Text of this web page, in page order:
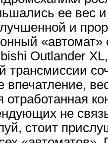
ее вес
и
«автомат»
Outlander
трансмиссии
впечатление,
отработанная
не
стоит